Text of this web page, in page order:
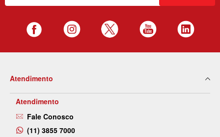
Atendimento
Atendimento
Fale Conosco
(11) 3855 7000